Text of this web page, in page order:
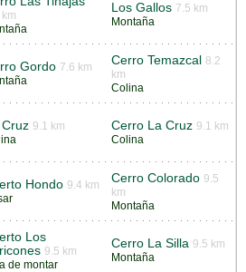
km
Los Gallos 7.5 km
Montaña
Gordo 7.6 km
Cerro Temazcal
8.2
km
Colina
Cruz 9.1 km
Cerro La Cruz 9.1 km
Colina
Hondo 9.4 km
Cerro Colorado 9.5
km
Montaña
Los
9.5 km
de montar
Cerro La Silla 9.5 km
Montaña